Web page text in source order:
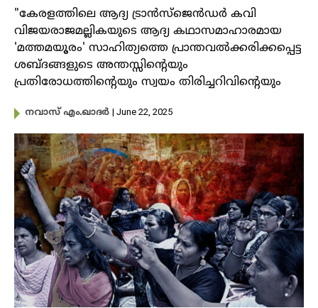
"കേരളത്തിലെ ആദ്യ ട്രാൻസ്‌ജെൻഡർ കവി
വിജയരാജമല്ലികയുടെ ആദ്യ കഥാസമാഹാരമായ
'മത്തമയൂരം' സാഹിത്യത്തെ പ്രാന്തവൽക്കരിക്കപ്പെട്ട
ശബ്ദങ്ങളുടെ അന്തസ്സിന്റെയും
പ്രതിരോധത്തിന്റെയും സ്വയം തിരിച്ചറിവിന്റെയും
നവാസ് എം.ഖാദർ | June 22, 2025